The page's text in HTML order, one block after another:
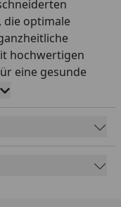
die optimale
hochwertigen
eine gesunde
Anteil an frischen,